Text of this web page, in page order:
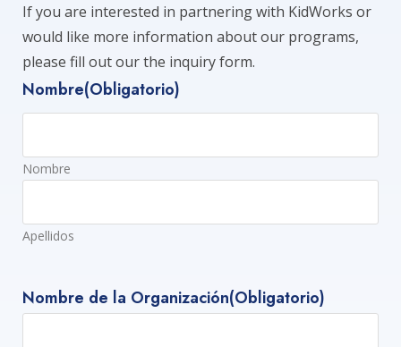
If you are interested in partnering with KidWorks or
would like more information about our programs,
please fill out our the inquiry form.
Nombre(Obligatorio)
Nombre
Apellidos
Nombre de la Organización(Obligatorio)